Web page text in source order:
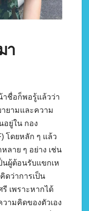
า
ชื่อก็พอรู้แล้วว่า
ยามและความ
อยู่ใน กอง
โดยหลัก ๆ แล้ว
ลาย ๆ อย่าง เช่น
นผู้ต้อนรับแขกเห
ดว่าการเป็น
เพราะหากได้
ามคิดของตัวเอง